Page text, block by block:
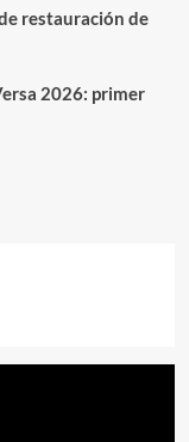
restauración de
2026: primer